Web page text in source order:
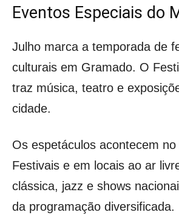
Eventos Especiais do
Julho marca a temporada de
culturais em Gramado. O
traz música, teatro e
cidade.
Os espetáculos acontecem
Festivais e em locais ao ar
clássica, jazz e shows
da programação diversificada.